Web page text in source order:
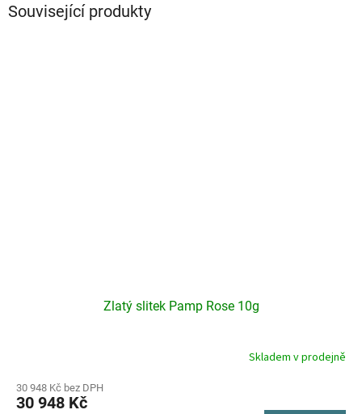
Související produkty
Zlatý slitek Pamp Rose 10g
Skladem v prodejně
30 948 Kč bez DPH
30 948 Kč